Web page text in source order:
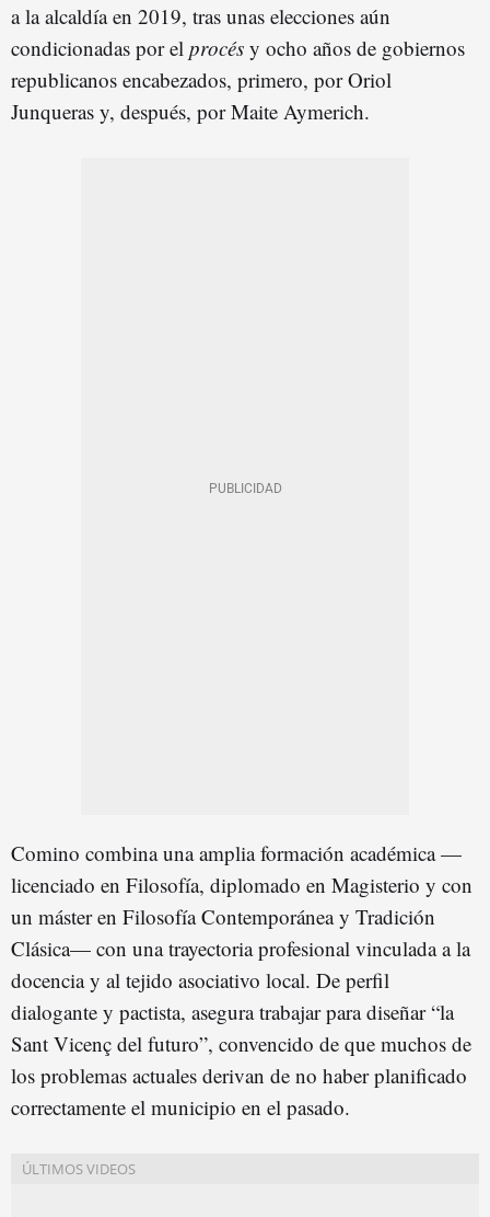
a la alcaldía en 2019, tras unas elecciones aún
condicionadas por el procés y ocho años de gobiernos
republicanos encabezados, primero, por Oriol
Junqueras y, después, por Maite Aymerich.
Comino combina una amplia formación académica —
licenciado en Filosofía, diplomado en Magisterio y con
un máster en Filosofía Contemporánea y Tradición
Clásica— con una trayectoria profesional vinculada a la
docencia y al tejido asociativo local. De perfil
dialogante y pactista, asegura trabajar para diseñar “la
Sant Vicenç del futuro”, convencido de que muchos de
los problemas actuales derivan de no haber planificado
correctamente el municipio en el pasado.